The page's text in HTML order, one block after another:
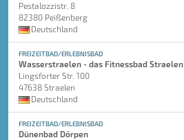
Pestalozzistr. 8
82380 Peißenberg
Deutschland
FREIZEITBAD/ERLEBNISBAD
Wasserstraelen - das Fitnessbad Straelen
Lingsforter Str. 100
47638 Straelen
Deutschland
FREIZEITBAD/ERLEBNISBAD
Dünenbad Dörpen